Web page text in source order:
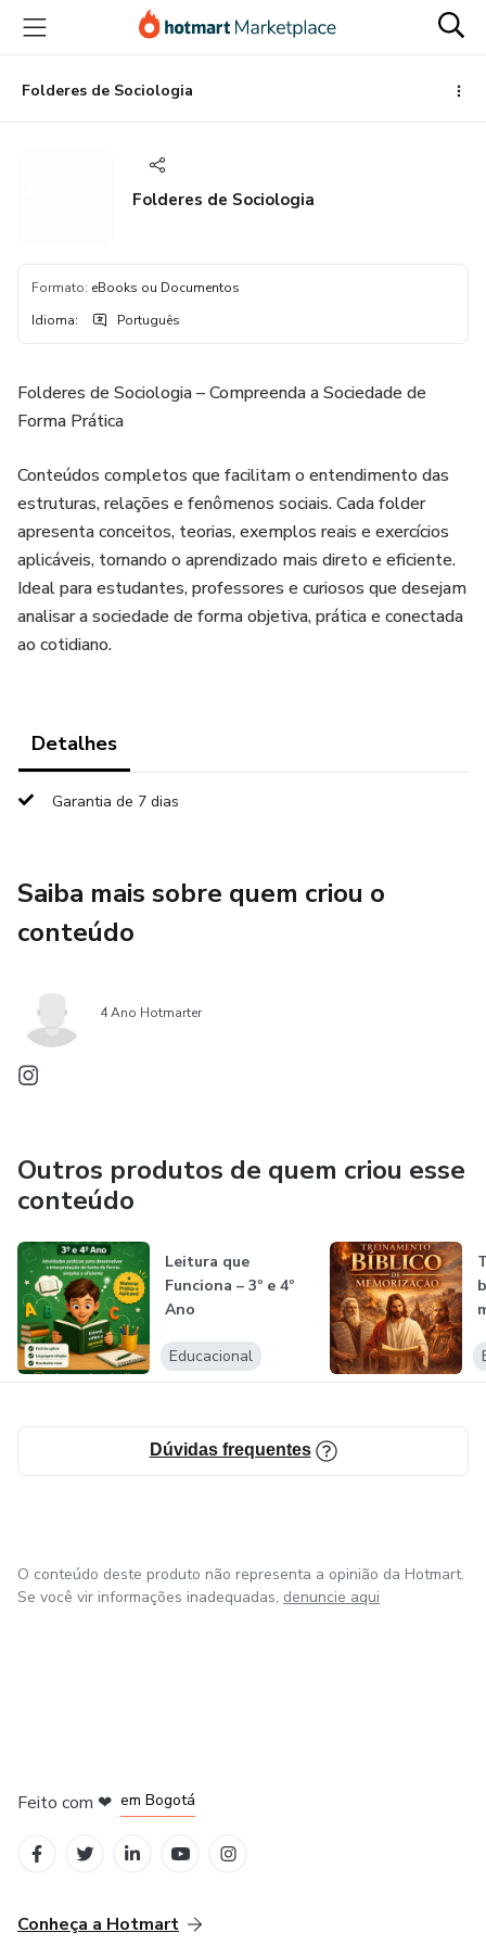
para
conteúdo
principal
para
pagamento
para
rodapé
Folderes de Sociologia
Folderes de Sociologia
Formato: eBooks ou Documentos
Idioma: Português
Folderes de Sociologia – Compreenda a Sociedade de
Forma Prática
Conteúdos completos que facilitam o entendimento das
estruturas, relações e fenômenos sociais. Cada folder
apresenta conceitos, teorias, exemplos reais e exercícios
aplicáveis, tornando o aprendizado mais direto e eficiente.
Ideal para estudantes, professores e curiosos que desejam
analisar a sociedade de forma objetiva, prática e conectada
ao cotidiano.
Detalhes
Garantia de 7 dias
Saiba mais sobre quem criou o
conteúdo
4 Ano Hotmarter
Outros produtos de quem criou esse
conteúdo
Leitura que
Funciona – 3º e 4º
Ano
Educacional
Dúvidas frequentes
O conteúdo deste produto não representa a opinião da Hotmart.
Se você vir informações inadequadas, denuncie aqui
Feito com ❤ em Bogotá
Conheça a Hotmart